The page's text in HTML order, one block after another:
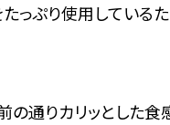
ぷり使用している
の通りカリッとした食